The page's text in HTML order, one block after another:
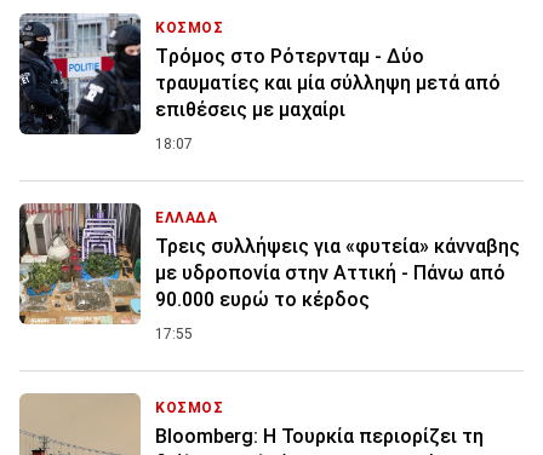
ΚΟΣΜΟΣ
Tρόμος στο Ρότερνταμ - Δύο
τραυματίες και μία σύλληψη μετά από
επιθέσεις με μαχαίρι
18:07
ΕΛΛΑΔΑ
Τρεις συλλήψεις για «φυτεία» κάνναβης
με υδροπονία στην Αττική - Πάνω από
90.000 ευρώ το κέρδος
17:55
ΚΟΣΜΟΣ
Bloomberg: Η Τουρκία περιορίζει τη